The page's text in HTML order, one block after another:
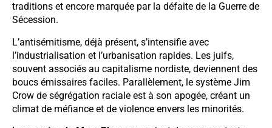
traditions et encore marquée par la défaite de la Guerre de
Sécession.
L’antisémitisme, déjà présent, s’intensifie avec
l’industrialisation et l’urbanisation rapides. Les juifs,
souvent associés au capitalisme nordiste, deviennent des
boucs émissaires faciles. Parallèlement, le système Jim
Crow de ségrégation raciale est à son apogée, créant un
climat de méfiance et de violence envers les minorités.